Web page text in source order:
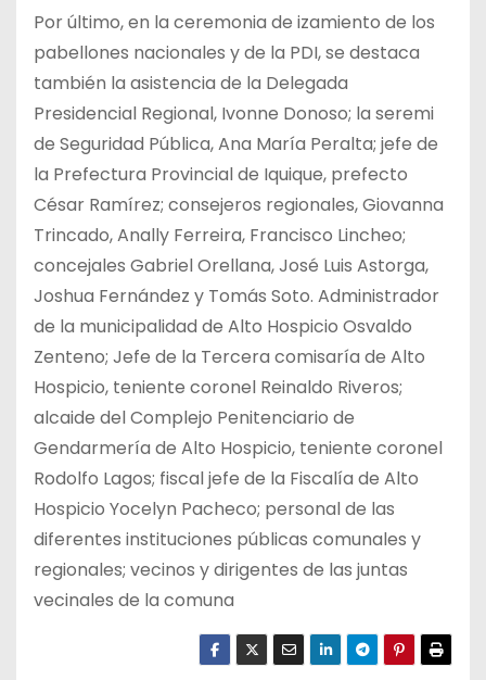
Por último, en la ceremonia de izamiento de los
pabellones nacionales y de la PDI, se destaca
también la asistencia de la Delegada
Presidencial Regional, Ivonne Donoso; la seremi
de Seguridad Pública, Ana María Peralta; jefe de
la Prefectura Provincial de Iquique, prefecto
César Ramírez; consejeros regionales, Giovanna
Trincado, Anally Ferreira, Francisco Lincheo;
concejales Gabriel Orellana, José Luis Astorga,
Joshua Fernández y Tomás Soto. Administrador
de la municipalidad de Alto Hospicio Osvaldo
Zenteno; Jefe de la Tercera comisaría de Alto
Hospicio, teniente coronel Reinaldo Riveros;
alcaide del Complejo Penitenciario de
Gendarmería de Alto Hospicio, teniente coronel
Rodolfo Lagos; fiscal jefe de la Fiscalía de Alto
Hospicio Yocelyn Pacheco; personal de las
diferentes instituciones públicas comunales y
regionales; vecinos y dirigentes de las juntas
vecinales de la comuna